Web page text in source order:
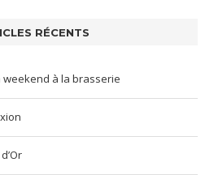
RÉCENTS
weekend à la brasserie